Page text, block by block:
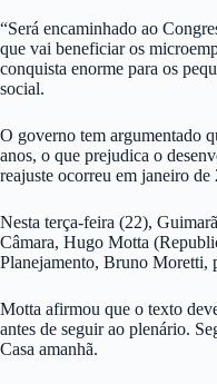
“Será encaminhado ao
que vai beneficiar os
conquista enorme para os
social.
O governo tem argumentado
anos, o que prejudica o
reajuste ocorreu em janeiro de
Nesta terça-feira (22),
Câmara, Hugo Motta
Planejamento, Bruno Moretti,
Motta afirmou que o texto
antes de seguir ao plenário.
Casa amanhã.